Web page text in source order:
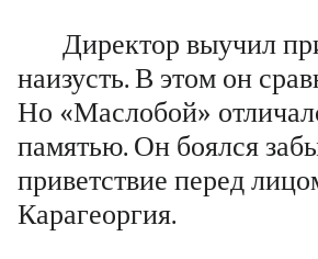
Директор выучил
наизусть. В этом он
Но «Маслобой»
памятью. Он боялся
приветствие перед
Карагеоргия.